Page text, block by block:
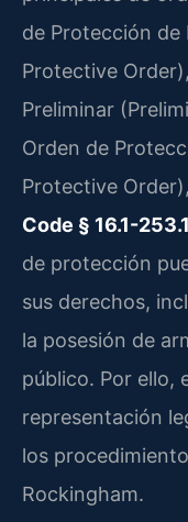
de Protección de
Protective
Preliminar
Orden de
Protective
Code § 16.1-253.1
de protección
sus derechos,
la posesión de
público. Por ello,
representación
los
Rockingham.